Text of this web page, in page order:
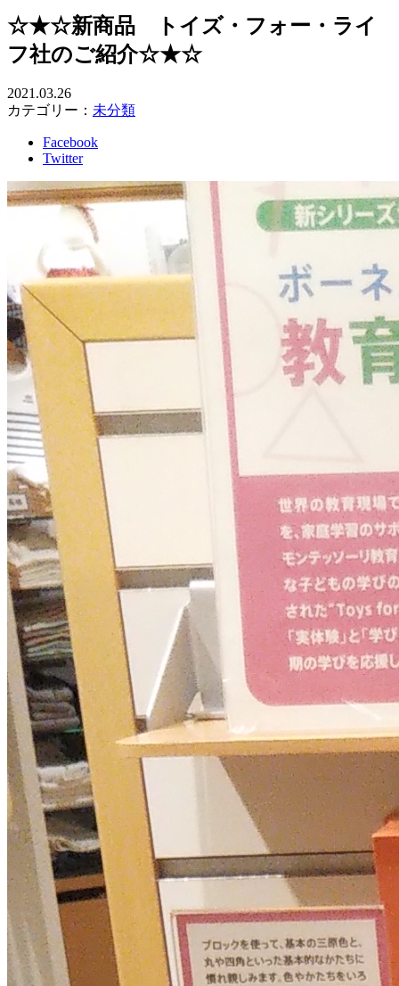
☆★☆新商品 トイズ・フォー・ライ
フ社のご紹介☆★☆
2021.03.26
カテゴリー： 未分類
Facebook
Twitter